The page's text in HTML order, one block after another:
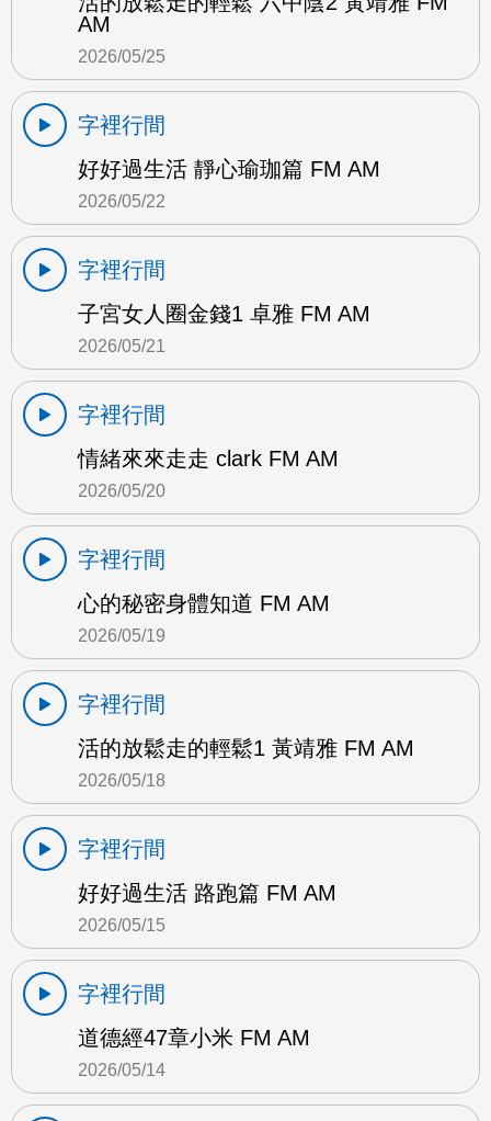
AM
2026/05/25
字裡行間
好好過生活 靜心瑜珈篇 FM AM
2026/05/22
字裡行間
子宮女人圈金錢1 卓雅 FM AM
2026/05/21
字裡行間
情緒來來走走 clark FM AM
2026/05/20
字裡行間
心的秘密身體知道 FM AM
2026/05/19
字裡行間
活的放鬆走的輕鬆1 黃靖雅 FM AM
2026/05/18
字裡行間
好好過生活 路跑篇 FM AM
2026/05/15
字裡行間
道德經47章小米 FM AM
2026/05/14